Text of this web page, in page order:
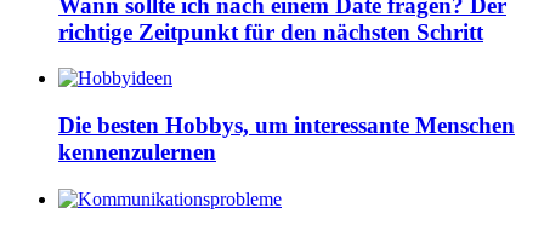
richtige Zeitpunkt für den nächsten Schritt
Die besten Hobbys, um interessante Menschen
kennenzulernen